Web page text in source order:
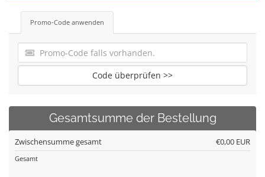
Promo-Code anwenden
Code überprüfen >>
Gesamtsumme der Bestellung
Zwischensumme gesamt €0,00 EUR
Gesamt